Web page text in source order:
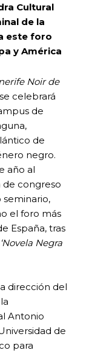
Cultural
de la
este foro
y América
Noir de
se celebrará
de
de
negro.
año al
congreso
el foro más
España, tras
‘Novela Negra
dirección del
Antonio
de
para